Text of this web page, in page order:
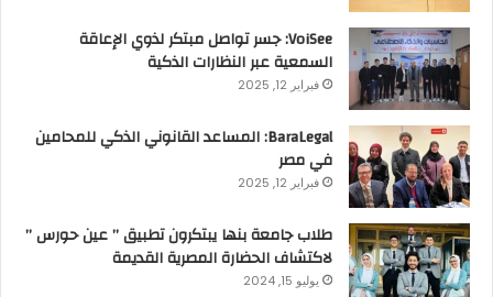
VoiSee: جسر تواصل مبتكر لذوي الإعاقة
السمعية عبر النظارات الذكية
فبراير 12, 2025
BaraLegal: المساعد القانوني الذكي للمحامين
في مصر
فبراير 12, 2025
طلاب جامعة بنها يبتكرون تطبيق ” عين حورس ”
لاكتشاف الحضارة المصرية القديمة
يوليو 15, 2024